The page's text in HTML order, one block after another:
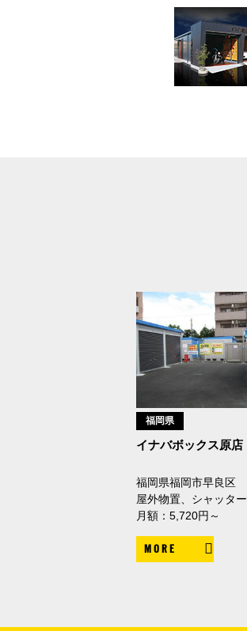
福岡県
イナバボックス原店
福岡県福岡市早良区
屋外物置、シャッター
月額：5,720円～
MORE